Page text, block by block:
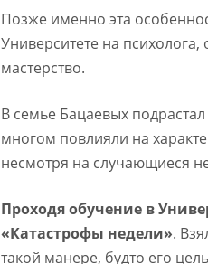
Позже именно эта
Университете на
мастерство.
В семье Бацаевых
многом повлияли на
несмотря на случающиеся
Проходя обучение в
«Катастрофы недели».
такой манере, будто его